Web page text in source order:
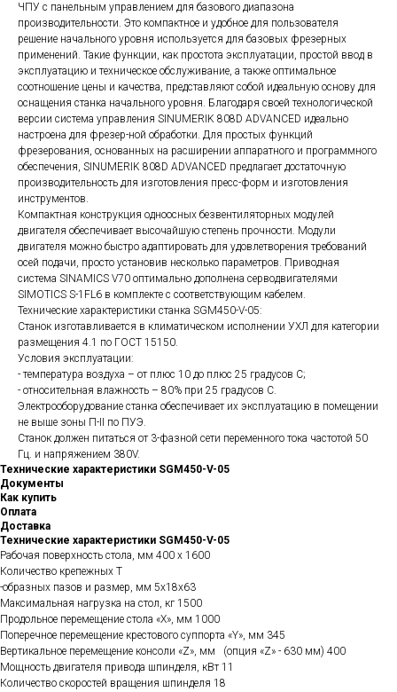
ЧПУ с панельным управлением для базового диапазона
производительности. Это компактное и удобное для пользователя
решение начального уровня используется для базовых фрезерных
применений. Такие функции, как простота эксплуатации, простой ввод в
эксплуатацию и техническое обслуживание, а также оптимальное
соотношение цены и качества, представляют собой идеальную основу для
оснащения станка начального уровня. Благодаря своей технологической
версии система управления SINUMERIK 808D ADVANCED идеально
настроена для фрезер-ной обработки. Для простых функций
фрезерования, основанных на расширении аппаратного и программного
обеспечения, SINUMERIK 808D ADVANCED предлагает достаточную
производительность для изготовления пресс-форм и изготовления
инструментов.
Компактная конструкция одноосных безвентиляторных модулей
двигателя обеспечивает высочайшую степень прочности. Модули
двигателя можно быстро адаптировать для удовлетворения требований
осей подачи, просто установив несколько параметров. Приводная
система SINAMICS V70 оптимально дополнена серводвигателями
SIMOTICS S-1FL6 в комплекте с соответствующим кабелем.
Технические характеристики станка SGM450-V-05:
Станок изготавливается в климатическом исполнении УХЛ для категории
размещения 4.1 по ГОСТ 15150.
Условия эксплуатации:
- температура воздуха – от плюс 10 до плюс 25 градусов С;
- относительная влажность – 80% при 25 градусов С.
Электрооборудование станка обеспечивает их эксплуатацию в помещении
не выше зоны П-II по ПУЭ.
Станок должен питаться от 3-фазной сети переменного тока частотой 50
Гц. и напряжением 380V.
Технические характеристики SGM450-V-05
Документы
Как купить
Оплата
Доставка
Технические характеристики SGM450-V-05
Рабочая поверхность стола, мм 400 x 1600
Количество крепежных Т
-образных пазов и размер, мм 5х18х63
Максимальная нагрузка на стол, кг 1500
Продольное перемещение стола «X», мм 1000
Поперечное перемещение крестового суппорта «Y», мм 345
Вертикальное перемещение консоли «Z», мм (опция «Z» - 630 мм) 400
Мощность двигателя привода шпинделя, кВт 11
Количество скоростей вращения шпинделя 18